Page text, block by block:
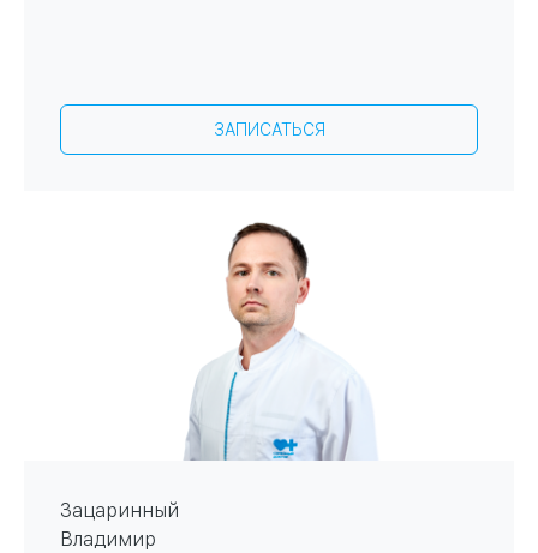
ЗАПИСАТЬСЯ
Зацаринный
Владимир